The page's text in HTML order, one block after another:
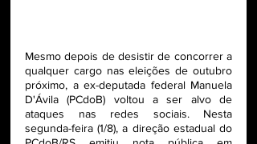
Mesmo depois de desistir de concorrer a
qualquer cargo nas eleições de outubro
próximo, a ex-deputada federal Manuela
D'Ávila (PCdoB) voltou a ser alvo de
ataques nas redes sociais. Nesta
segunda-feira (1/8), a direção estadual do